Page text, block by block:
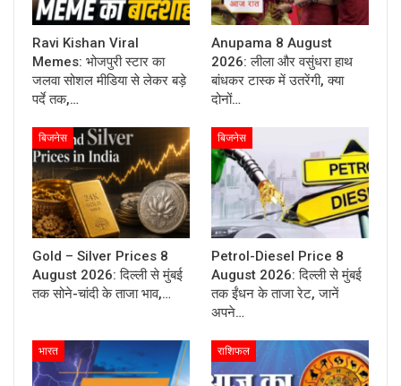
Ravi Kishan Viral
Memes: भोजपुरी स्टार का
जलवा सोशल मीडिया से लेकर बड़े
पर्दे तक,…
Anupama 8 August
2026: लीला और वसुंधरा हाथ
बांधकर टास्क में उतरेंगी, क्या
दोनों…
बिजनेस
Gold – Silver Prices 8
August 2026: दिल्ली से मुंबई
तक सोने-चांदी के ताजा भाव,…
बिजनेस
Petrol-Diesel Price 8
August 2026: दिल्ली से मुंबई
तक ईंधन के ताजा रेट, जानें
अपने…
भारत राशिफल